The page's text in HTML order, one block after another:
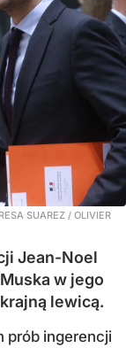
SUAREZ / OLIVIER
Jean-Noel
w jego
lewicą.
prób ingerencji